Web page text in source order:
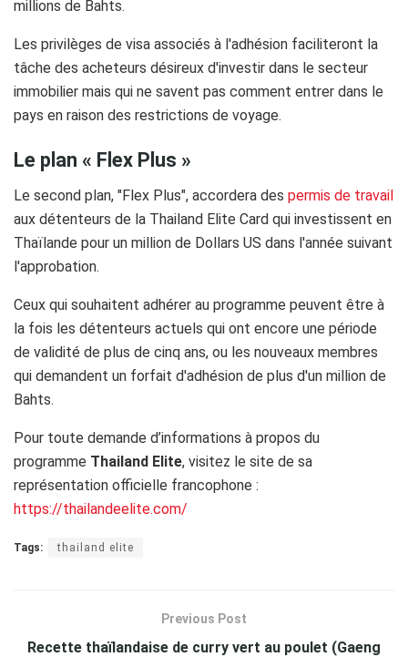
millions de Bahts.
Les privilèges de visa associés à l'adhésion faciliteront la
tâche des acheteurs désireux d'investir dans le secteur
immobilier mais qui ne savent pas comment entrer dans le
pays en raison des restrictions de voyage.
Le plan « Flex Plus »
Le second plan, "Flex Plus", accordera des permis de travail
aux détenteurs de la Thailand Elite Card qui investissent en
Thaïlande pour un million de Dollars US dans l'année suivant
l'approbation.
Ceux qui souhaitent adhérer au programme peuvent être à
la fois les détenteurs actuels qui ont encore une période
de validité de plus de cinq ans, ou les nouveaux membres
qui demandent un forfait d'adhésion de plus d'un million de
Bahts.
Pour toute demande d’informations à propos du
programme Thailand Elite, visitez le site de sa
représentation officielle francophone :
https://thailandeelite.com/
Tags: thailand elite
Previous Post
Recette thaïlandaise de curry vert au poulet (Gaeng